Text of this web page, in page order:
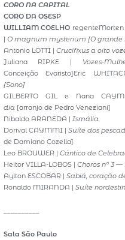
CORO NA CAPITAL
CORO DA OSESP
WILLIAM COELHO regenteMorten
| O magnum mysterium [O grande
Antonio LOTTI | Crucifixus a oito
Juliana RIPKE | Vozes-
Conceição Evaristo]Eric
[Sono]
GILBERTO GIL e Nana
dia [arranjo de Pedro Veneziani]
Nibaldo ARANEDA | Ismália
Dorival CAYMMI |Suíte dos
de Damiano Cozella]
Leo BROUWER | Cántico de
Heitor VILLA-LOBOS | Choros nº 3
Aylton ESCOBAR | Sabiá, coração
Ronaldo MIRANDA | Suíte
Sala São Paulo